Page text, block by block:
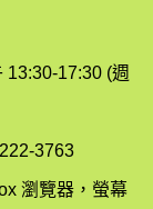
保
局
染
制
科
13:30-17:30 (週
3763
瀏覽器，螢幕